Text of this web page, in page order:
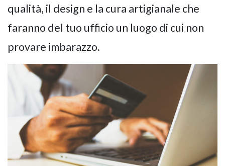
qualità, il design e la cura artigianale che
faranno del tuo ufficio un luogo di cui non
provare imbarazzo.